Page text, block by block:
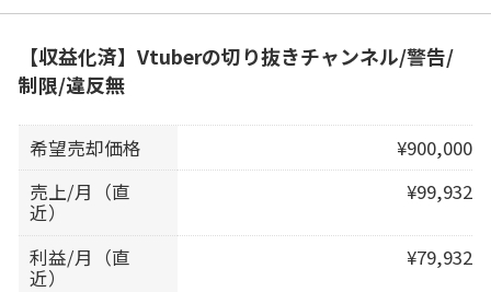
【収益化済】Vtuberの切り抜きチャンネル/警告/
制限/違反無
希望売却価格
¥900,000
売上/月（直
近）
¥99,932
利益/月（直
近）
¥79,932